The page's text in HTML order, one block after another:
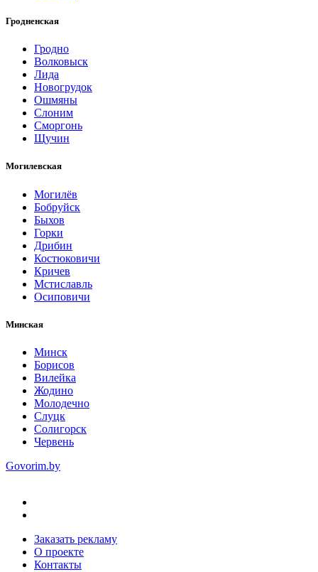
Гродненская
Гродно
Волковыск
Лида
Новогрудок
Ошмяны
Слоним
Сморгонь
Щучин
Могилевская
Могилёв
Бобруйск
Быхов
Горки
Дрибин
Костюковичи
Кричев
Мстиславль
Осиповичи
Минская
Минск
Борисов
Вилейка
Жодино
Молодечно
Слуцк
Солигорск
Червень
Govorim.by
Заказать рекламу
О проекте
Контакты